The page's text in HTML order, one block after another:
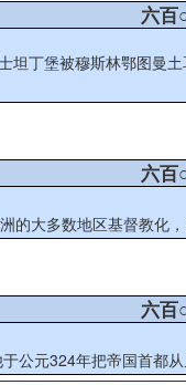
六百
丁堡被穆斯林鄂图
六百
大多数地区基督教化
六百
公元324年把帝国首